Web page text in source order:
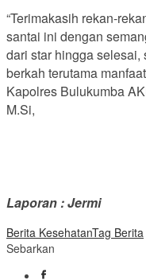
“Terimakasih rekan-
santai ini dengan
dari star hingga
berkah terutama
Kapolres Bulukumba
M.Si,
Laporan : Jermi
Berita KesehatanTag Berita
Sebarkan